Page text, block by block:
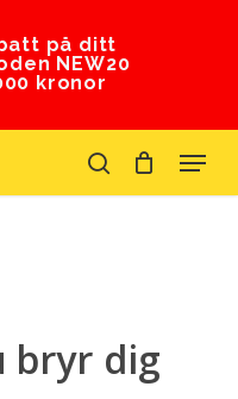
på ditt
NEW20
kronor
Menu
bryr dig